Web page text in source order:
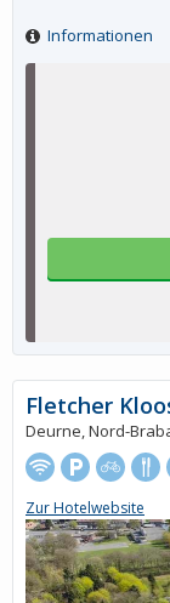
Informationen
Fletcher
Deurne, Nord-
Zur Hotelwebsite